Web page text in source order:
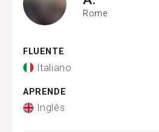
Rome
FLUENTE
Italiano
APRENDE
Inglês